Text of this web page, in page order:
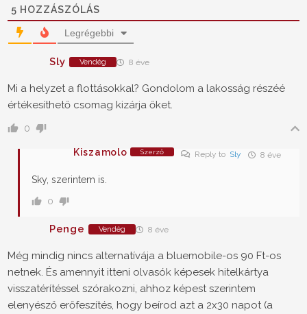
5 HOZZÁSZÓLÁS
Legrégebbi
Sly Vendég 8 éve
Mi a helyzet a flottásokkal? Gondolom a lakosság részéé
értékesíthető csomag kizárja őket.
0
Kiszamolo Szerző Reply to Sly 8 éve
Sky, szerintem is.
0
Penge Vendég 8 éve
Még mindig nincs alternatívája a bluemobile-os 90 Ft-os
netnek. És amennyit itteni olvasók képesek hitelkártya
visszatérítéssel szórakozni, ahhoz képest szerintem
elenyésző erőfeszítés, hogy beírod azt a 2x30 napot (a